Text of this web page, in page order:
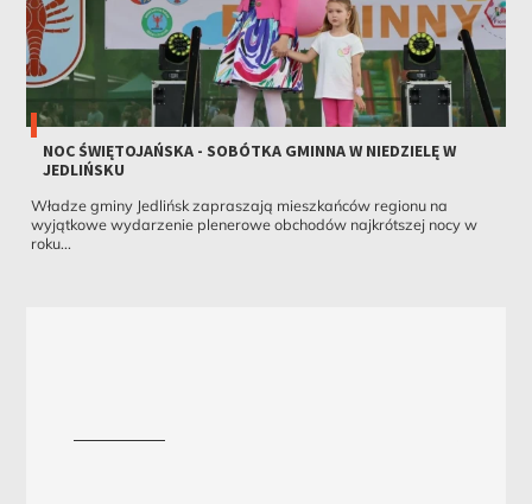
NOC ŚWIĘTOJAŃSKA - SOBÓTKA GMINNA W NIEDZIELĘ W
JEDLIŃSKU
Władze gminy Jedlińsk zapraszają mieszkańców regionu na
wyjątkowe wydarzenie plenerowe obchodów najkrótszej nocy w
roku...